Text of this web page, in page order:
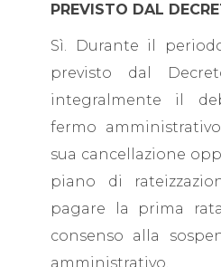
PREVISTO DAL
Sì. Durante il
previsto dal
integralmente il
fermo
sua cancellazione
piano di
pagare la prima
consenso alla
amministrativo.